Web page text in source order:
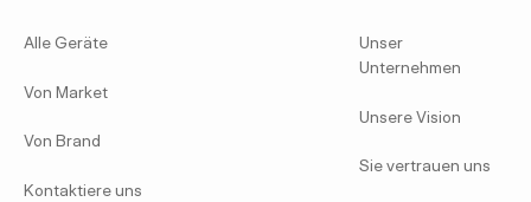
Alle Geräte
Von Market
Von Brand
Kontaktiere uns
Unser
Unternehmen
Unsere Vision
Sie vertrauen uns